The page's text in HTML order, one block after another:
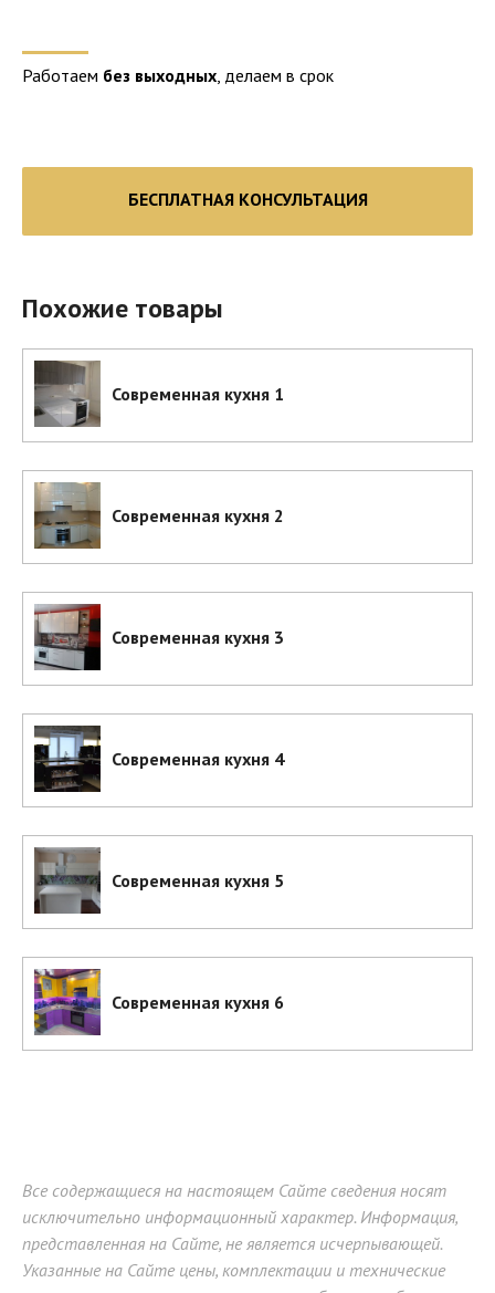
Работаем без выходных, делаем в срок
БЕСПЛАТНАЯ КОНСУЛЬТАЦИЯ
Похожие товары
Современная кухня 1
Современная кухня 2
Современная кухня 3
Современная кухня 4
Современная кухня 5
Современная кухня 6
Все содержащиеся на настоящем Сайте сведения носят
исключительно информационный характер. Информация,
представленная на Сайте, не является исчерпывающей.
Указанные на Сайте цены, комплектации и технические